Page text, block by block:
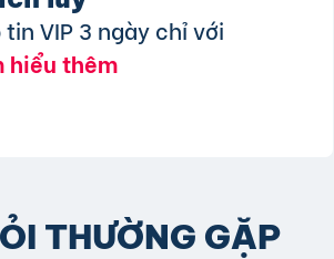
VIP 3 ngày chỉ với
hiểu thêm
THƯỜNG GẶP